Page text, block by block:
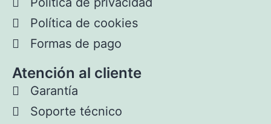
Política de cookies
Formas de pago
Atención al cliente
Garantía
Soporte técnico